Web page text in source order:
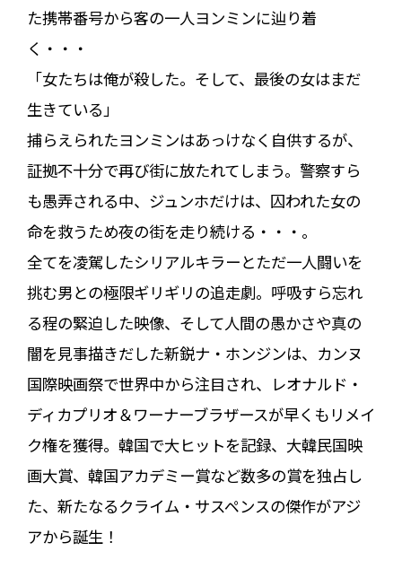
た携帯番号から客の一人ヨンミンに辿り着
く・・・
「女たちは俺が殺した。そして、最後の女はまだ
生きている――」
捕らえられたヨンミンはあっけなく自供するが、
証拠不十分で再び街に放たれてしまう。警察すら
も愚弄される中、ジュンホだけは、囚われた女の
命を救うため夜の街を走り続ける・・・。
全てを凌駕したシリアルキラーとただ一人闘いを
挑む男との極限ギリギリの追走劇。呼吸すら忘れ
る程の緊迫した映像、そして人間の愚かさや真の
闇を見事描きだした新鋭ナ・ホンジンは、カンヌ
国際映画祭で世界中から注目され、レオナルド・
ディカプリオ＆ワーナーブラザースが早くもリメイ
ク権を獲得。韓国で大ヒットを記録、大韓民国映
画大賞、韓国アカデミー賞など数多の賞を独占し
た、新たなるクライム・サスペンスの傑作がアジ
アから誕生！